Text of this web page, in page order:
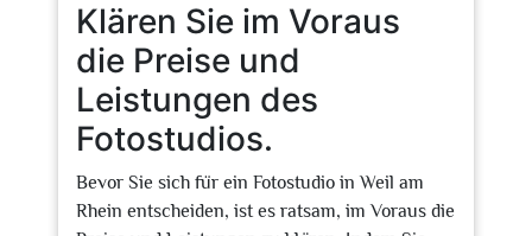
Klären Sie im Voraus
die Preise und
Leistungen des
Fotostudios.
Bevor Sie sich für ein Fotostudio in Weil am
Rhein entscheiden, ist es ratsam, im Voraus die